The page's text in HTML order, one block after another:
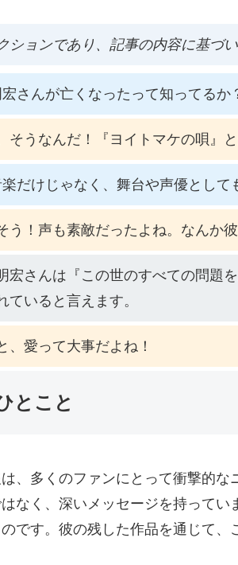
ョンであり、記事の内容に基づい
さんが亡くなったって知ってるか
そうなんだ！『ヨイトマケの唄』
だけじゃなく、舞台や声優として
う！声も素敵だったよね。なんか
宏さんは『この世のすべての問題
ていると言えます。
、愛って大事だよね！
とこと
、多くのファンにとって衝撃的
なく、深いメッセージを持って
です。彼の残した作品を通じて、